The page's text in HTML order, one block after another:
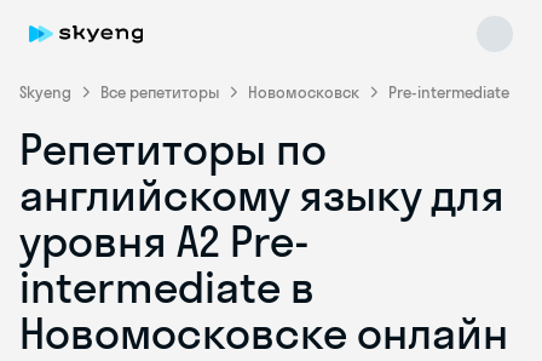
Skyeng Все репетиторы Новомосковск Pre-intermediate
Репетиторы по
английскому языку для
уровня A2 Pre-
intermediate в
Новомосковске онлайн
online